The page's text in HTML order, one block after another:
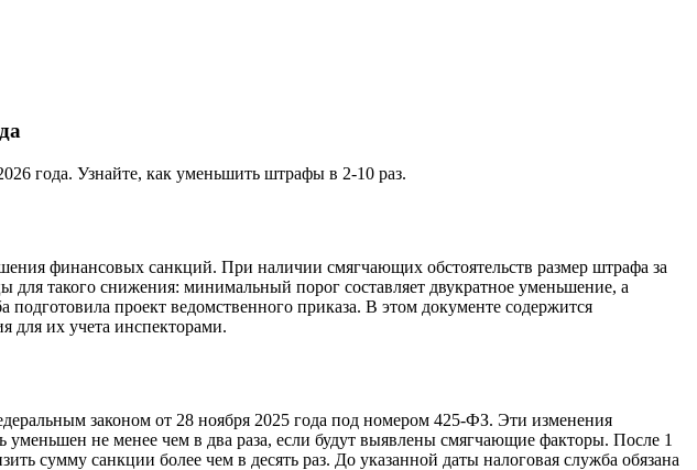
года. Узнайте, как уменьшить штрафы в 2-10 раз.
финансовых санкций. При наличии смягчающих обстоятельств размер штрафа за
для такого снижения: минимальный порог составляет двукратное уменьшение, а
проект ведомственного приказа. В этом документе содержится
для их учета инспекторами.
законом от 28 ноября 2025 года под номером 425-ФЗ. Эти изменения
не менее чем в два раза, если будут выявлены смягчающие факторы. После 1
сумму санкции более чем в десять раз. До указанной даты налоговая служба обязана